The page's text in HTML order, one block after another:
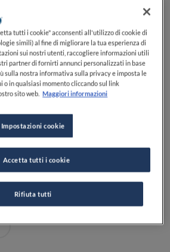
0 0 0 0 0
921100VareseVAItalia
tutti i cookie" acconsenti all'utilizzo di cookie di
simili) al fine di migliorare la tua esperienza di
sui nostri utenti, raccogliere informazioni utili
partner di fornirti annunci personalizzati in base
sulla nostra informativa sulla privacy e imposta le
o in qualsiasi momento cliccando sul link
sito web. Maggiori informazioni
Impostazioni cookie
Rifiuta tutti
Accetta tutti i cookie